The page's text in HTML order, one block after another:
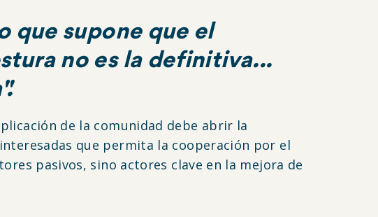
que supone que el
no es la definitiva...
de la comunidad debe abrir la
que permita la cooperación por el
pasivos, sino actores clave en la mejora de